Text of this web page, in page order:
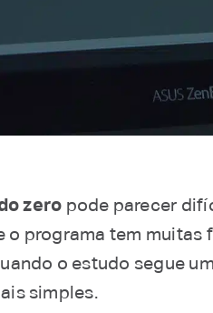
zero pode parecer
programa tem muitas
o estudo segue
simples.